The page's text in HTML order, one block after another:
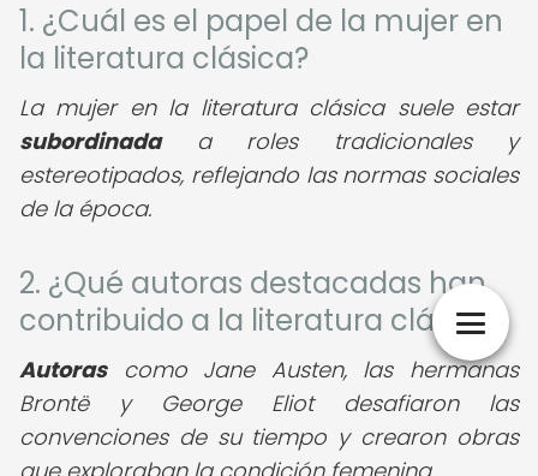
1. ¿Cuál es el papel de la mujer en
la literatura clásica?
La mujer en la literatura clásica suele estar
subordinadaa roles tradicionales y
estereotipados, reflejando las normas sociales
de la época.
2. ¿Qué autoras destacadas han
contribuido a la literatura clásica?
Autorascomo Jane Austen, las hermanas
Brontë y George Eliot desafiaron las
convenciones de su tiempo y crearon obras